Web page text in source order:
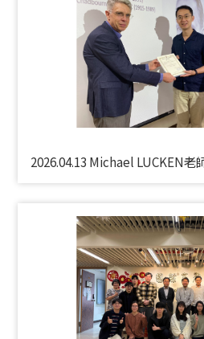
2026.04.13 Michael LUCKEN老